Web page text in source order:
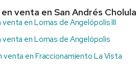
venta en San Andrés Cholula
venta en Lomas de Angelópolis III
venta en Lomas de Angelópolis
venta en Fraccionamiento La Vista